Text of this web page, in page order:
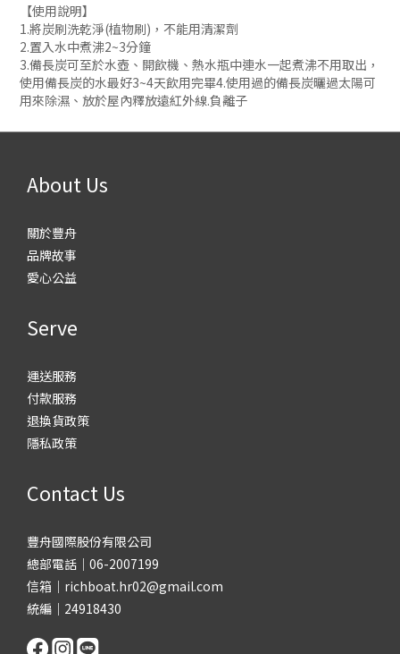
【使用說明】
1.將炭刷洗乾淨(植物刷)，不能用清潔劑
2.置入水中煮沸2~3分鐘
3.備長炭可至於水壺、開飲機、熱水瓶中連水一起煮沸不用取出，
使用備長炭的水最好3~4天飲用完畢4.使用過的備長炭曬過太陽可
用來除濕、放於屋內釋放遠紅外線.負離子
About Us
關於豐舟
品牌故事
愛心公益
Serve
運送服務
付款服務
退換貨政策
隱私政策
Contact Us
豐舟國際股份有限公司
總部電話｜06-2007199
信箱｜richboat.hr02@gmail.com
統編｜24918430